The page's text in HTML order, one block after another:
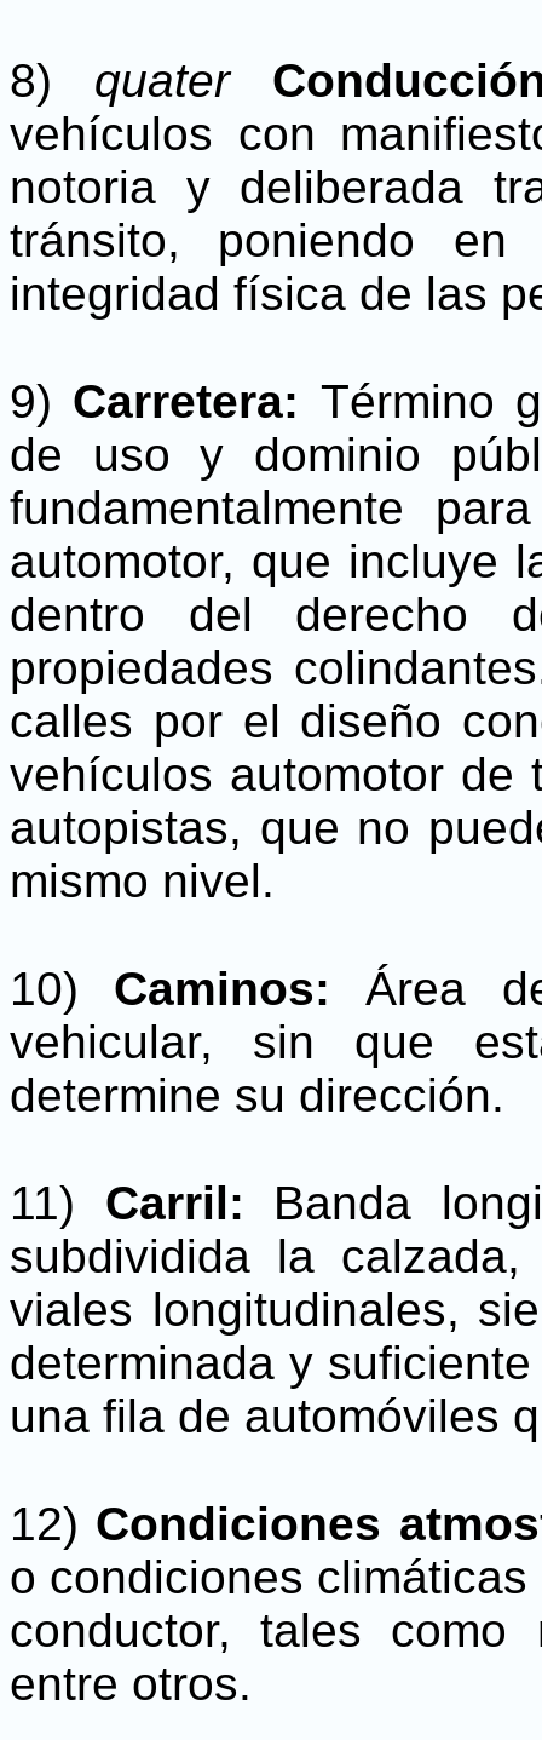
8) quater
vehículos con
notoria y deliberada
tránsito, poniendo
integridad física de las
9) Carretera: Término
de uso y dominio
fundamentalmente
automotor, que incluye
dentro del derecho
propiedades
calles por el diseño
vehículos automotor
autopistas, que no
mismo nivel.
10) Caminos:Área
vehicular, sin que
determine su dirección.
11) Carril: Banda
subdividida la
viales longitudinales,
determinada y
una fila de automóviles
12) Condiciones
o condiciones
conductor, tales como
entre otros.